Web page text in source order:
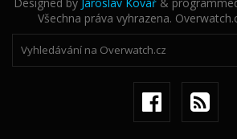
Designed by Jaroslav Kovář &
Všechna práva vyhrazena.